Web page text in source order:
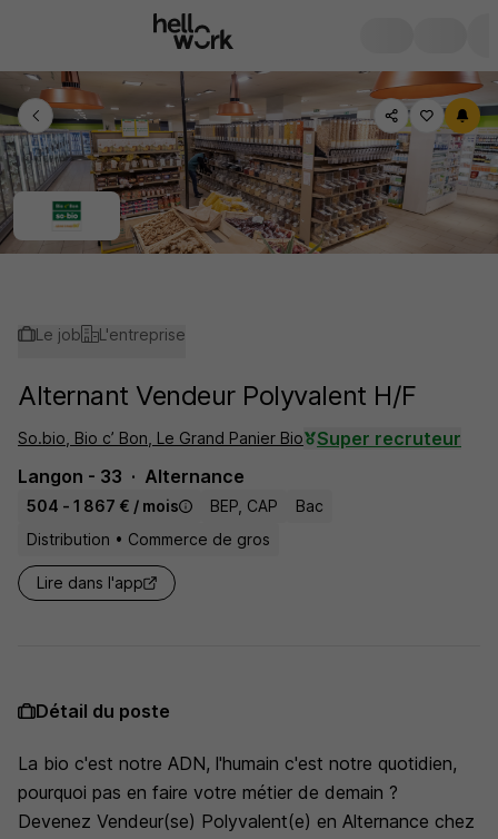
Le job L'entreprise
Alternant Vendeur Polyvalent H/F
So.bio, Bio c’ Bon, Le Grand Panier Bio
Super recruteur
Langon - 33
Alternance
504 - 1 867 € / mois BEP, CAP
Bac
Distribution • Commerce de gros
Lire dans l'app
Détail du poste
La bio c'est notre ADN, l'humain c'est notre quotidien,
pourquoi pas en faire votre métier de demain ?
Devenez Vendeur(se) Polyvalent(e) en Alternance chez